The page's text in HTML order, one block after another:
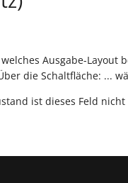
Ausgabe-Layout
die Schaltfläche: ...
ist dieses Feld nicht